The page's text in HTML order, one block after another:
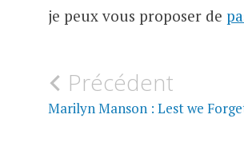
je peux vous proposer de
MUSIQUE
CHRONIQUES
Navigation
de
Précédent
Marilyn Manson : Lest we